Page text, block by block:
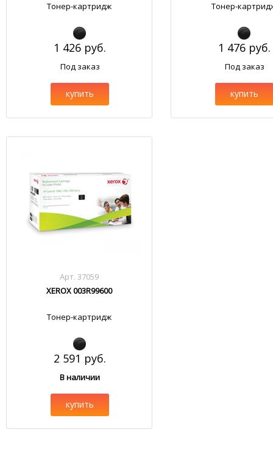
Тонер-картридж
1 426 руб.
Под заказ
купить
Тонер-
1 476 руб.
Под заказ
купить
Арт. 37059
XEROX 003R99600
Тонер-картридж
2 591 руб.
В наличии
купить